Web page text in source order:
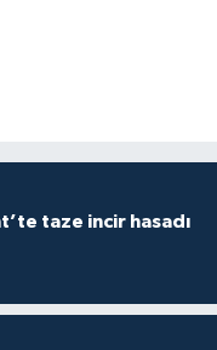
taze incir hasadı